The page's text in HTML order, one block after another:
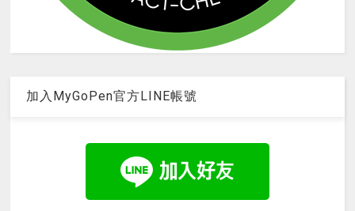
加入MyGoPen官方LINE帳號